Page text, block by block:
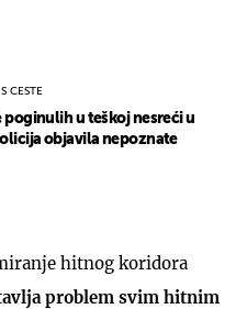
CESTE
poginulih u teškoj nesreći u
objavila nepoznate
hitnog koridora
problem svim hitnim